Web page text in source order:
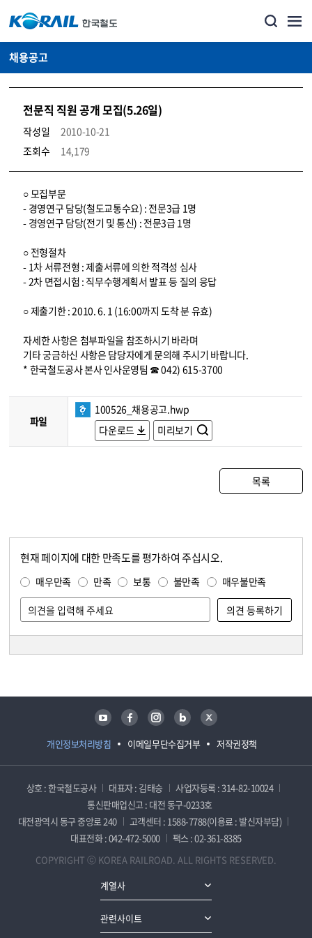
채용공고
전문직 직원 공개 모집(5.26일)
작성일
2010-10-21
조회수
14,179
코레일소개_경영공시_채용공고 상세보기 – 내용, 파일, 담당자 연락처로 구성
○ 모집부문
- 경영연구 담당(철도교통수요) : 전문3급 1명
- 경영연구 담당(전기 및 통신) : 전문3급 1명
○ 전형절차
- 1차 서류전형 : 제출서류에 의한 적격성 심사
- 2차 면접시험 : 직무수행계획서 발표 등 질의 응답
○ 제출기한 : 2010. 6. 1 (16:00까지 도착 분 유효)
자세한 사항은 첨부파일을 참조하시기 바라며
기타 궁금하신 사항은 담당자에게 문의해 주시기 바랍니다.
* 한국철도공사 본사 인사운영팀 ☎ 042) 615-3700
파일
100526_채용공고.hwp
다운로드
미리보기
목록
현재 페이지에 대한 만족도를 평가하여 주십시오.
매우만족 만족 보통 불만족 매우불만족
개인정보처리방침 이메일무단수집거부 저작권정책
유튜브 페이스북 인스타그램 블로그 트위터
상호 : 한국철도공사 대표자 : 김태승
사업자등록 : 314-82-10024
통신판매업신고 : 대전 동구-0233호
대전광역시 동구 중앙로 240
고객센터 : 1588-7788(이용료 : 발신자부담)
대표전화 : 042-472-5000
팩스 : 02-361-8385
COPYRIGHT ⓒ KOREA RAILROAD. ALL RIGHTS RESERVED.
계열사
관련사이트